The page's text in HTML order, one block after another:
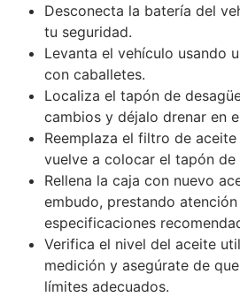
Desconecta la batería del
tu seguridad.
Levanta el vehículo usando
con caballetes.
Localiza el tapón de
cambios y déjalo drenar en
Reemplaza el filtro de
vuelve a colocar el tapón de
Rellena la caja con nuevo
embudo, prestando
especificaciones
Verifica el nivel del aceite
medición y asegúrate de
límites adecuados.